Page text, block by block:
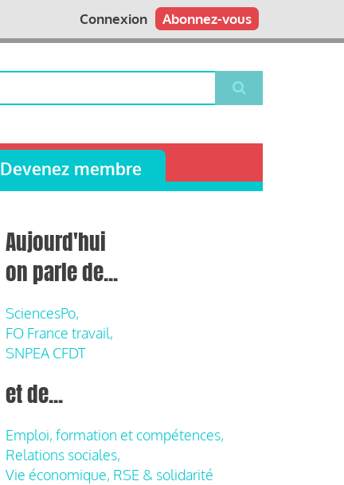
Abonnez-vous
Connexion
Devenez membre
Aujourd'hui
on parle de...
SciencesPo,
FO France travail,
SNPEA CFDT
et de...
Emploi, formation et compétences,
Relations sociales,
Vie économique, RSE & solidarité